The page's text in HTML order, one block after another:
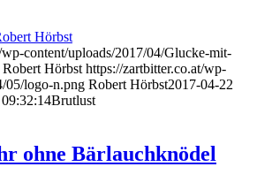
Hörbst
content/uploads/2017/04/Glucke-mit-
Robert Hörbst https://zartbitter.co.at/wp-
05/logo-n.png Robert Hörbst2017-04-22
Brutlust
ohne Bärlauchknödel